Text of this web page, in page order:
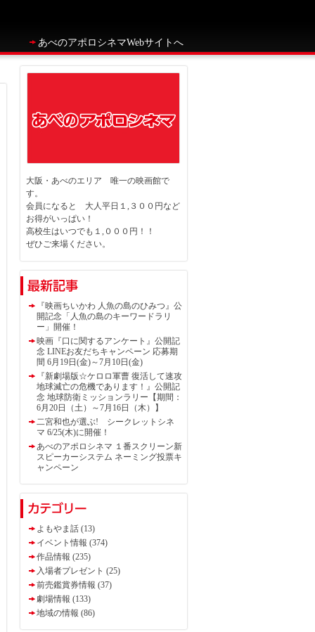
あべのアポロシネマWebサイトへ
大阪・あべのエリア 唯一の映画館で
す。
会員になると 大人平日１,３００円など
お得がいっぱい！
高校生はいつでも１,０００円！！
ぜひご来場ください。
『映画ちいかわ 人魚の島のひみつ』公
開記念「人魚の島のキーワードラリ
ー」開催！
映画『口に関するアンケート』公開記
念 LINEお友だちキャンペーン 応募期
間 6月19日(金)～7月10日(金)
『新劇場版☆ケロロ軍曹 復活して速攻
地球滅亡の危機であります！』公開記
念 地球防衛ミッションラリー【期間：
6月20日（土）～7月16日（木）】
二宮和也が選ぶ! シークレットシネ
マ 6/25(木)に開催！
あべのアポロシネマ １番スクリーン新
スピーカーシステム ネーミング投票キ
ャンペーン
よもやま話 (13)
イベント情報 (374)
作品情報 (235)
入場者プレゼント (25)
前売鑑賞券情報 (37)
劇場情報 (133)
地域の情報 (86)